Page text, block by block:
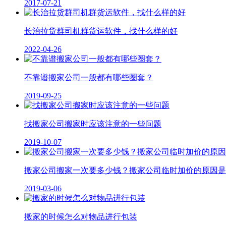
2017-07-21
长治拉货群司机群货运软件，找什么样的好
2022-04-26
不靠谱搬家公司一般都有哪些圈套？
2019-09-25
找搬家公司搬家时应该注意的一些问题
2019-10-07
搬家公司搬家一次要多少钱？搬家公司临时加价的原因
2019-03-06
搬家的时候怎么对物品进行包装